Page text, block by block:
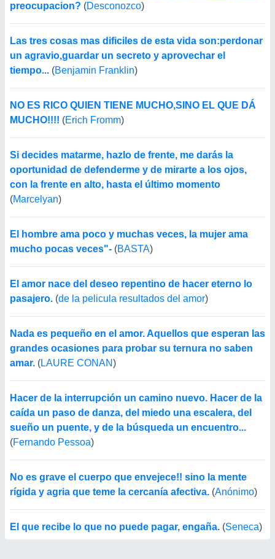
preocupacion? (Desconozco)
Las tres cosas mas dificiles de esta vida son:perdonar
un agravio,guardar un secreto y aprovechar el
tiempo... (Benjamin Franklin)
NO ES RICO QUIEN TIENE MUCHO,SINO EL QUE DÁ
MUCHO!!!! (Erich Fromm)
Si decides matarme, hazlo de frente, me darás la
oportunidad de defenderme y de mirarte a los ojos,
con la frente en alto, hasta el último momento
(Marcelyan)
El hombre ama poco y muchas veces, la mujer ama
mucho pocas veces"- (BASTA)
El amor nace del deseo repentino de hacer eterno lo
pasajero. (de la pelicula resultados del amor)
Nada es pequeño en el amor. Aquellos que esperan las
grandes ocasiones para probar su ternura no saben
amar. (LAURE CONAN)
Hacer de la interrupción un camino nuevo. Hacer de la
caída un paso de danza, del miedo una escalera, del
sueño un puente, y de la búsqueda un encuentro...
(Fernando Pessoa)
No es grave el cuerpo que envejece!! sino la mente
rígida y agria que teme la cercanía afectiva. (Anónimo)
El que recibe lo que no puede pagar, engaña. (Seneca)